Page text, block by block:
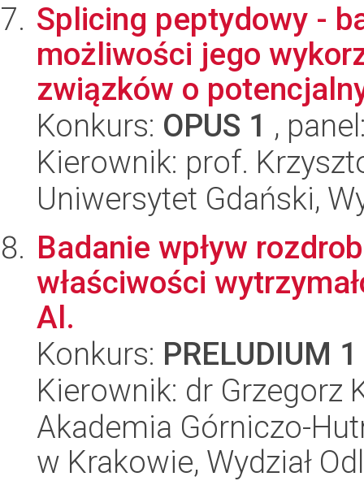
Splicing peptydowy -
możliwości jego
związków o
Konkurs: OPUS 1 ,
Kierownik: prof.
Uniwersytet Gdański,
Badanie wpływ
właściwości
Al.
Konkurs: PRELUDIUM 1
Kierownik: dr Grzegorz
Akademia Górniczo-
w Krakowie, Wydział